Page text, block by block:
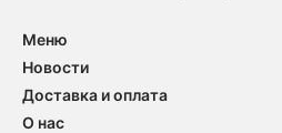
Меню
Новости
Доставка и оплата
О нас